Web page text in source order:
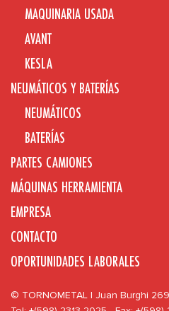
MAQUINARIA USADA
AVANT
KESLA
NEUMÁTICOS Y BATERÍAS
NEUMÁTICOS
BATERÍAS
PARTES CAMIONES
MÁQUINAS HERRAMIENTA
EMPRESA
CONTACTO
OPORTUNIDADES LABORALES
© TORNOMETAL | Juan Burghi